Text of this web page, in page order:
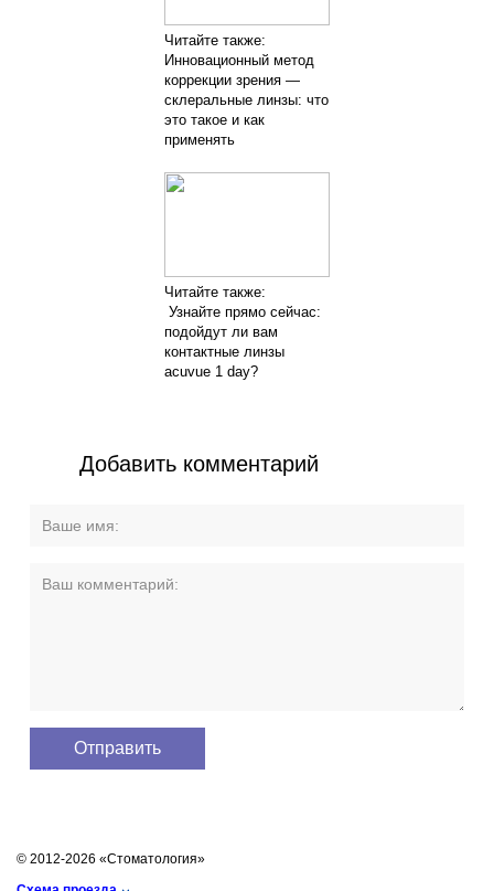
Читайте также:
Инновационный метод
коррекции зрения —
склеральные линзы: что
это такое и как
применять
Читайте также:
Узнайте прямо сейчас:
подойдут ли вам
контактные линзы
acuvue 1 day?
Добавить комментарий
© 2012-2026 «Стоматология»